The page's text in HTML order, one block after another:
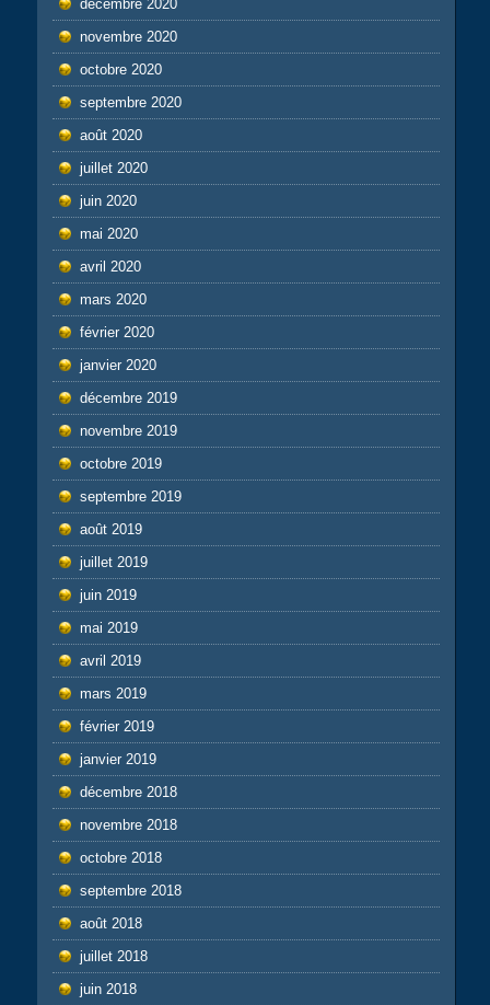
décembre 2020
novembre 2020
octobre 2020
septembre 2020
août 2020
juillet 2020
juin 2020
mai 2020
avril 2020
mars 2020
février 2020
janvier 2020
décembre 2019
novembre 2019
octobre 2019
septembre 2019
août 2019
juillet 2019
juin 2019
mai 2019
avril 2019
mars 2019
février 2019
janvier 2019
décembre 2018
novembre 2018
octobre 2018
septembre 2018
août 2018
juillet 2018
juin 2018